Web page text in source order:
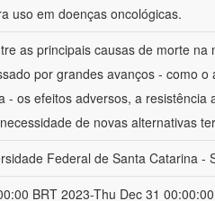
uso em doenças oncológicas.
as principais causas de morte
por grandes avanços - como
- os efeitos adversos, a
de novas alternativas
Federal de Santa Catarina -
BRT 2023-Thu Dec 31